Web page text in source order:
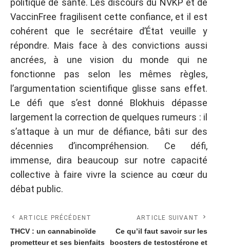
politique de santé. Les discours du NVKP et de
VaccinFree fragilisent cette confiance, et il est
cohérent que le secrétaire d’État veuille y
répondre. Mais face à des convictions aussi
ancrées, à une vision du monde qui ne
fonctionne pas selon les mêmes règles,
l’argumentation scientifique glisse sans effet.
Le défi que s’est donné Blokhuis dépasse
largement la correction de quelques rumeurs : il
s’attaque à un mur de défiance, bâti sur des
décennies d’incompréhension. Ce défi,
immense, dira beaucoup sur notre capacité
collective à faire vivre la science au cœur du
débat public.
ARTICLE PRÉCÉDENT
THCV : un cannabinoïde
prometteur et ses bienfaits
ARTICLE SUIVANT
Ce qu’il faut savoir sur les
boosters de testostérone et